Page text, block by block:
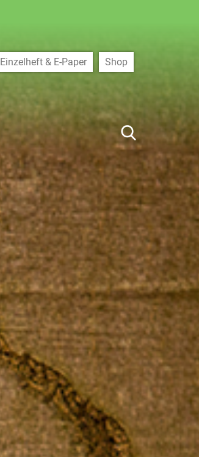
Einzelheft & E-Paper Shop